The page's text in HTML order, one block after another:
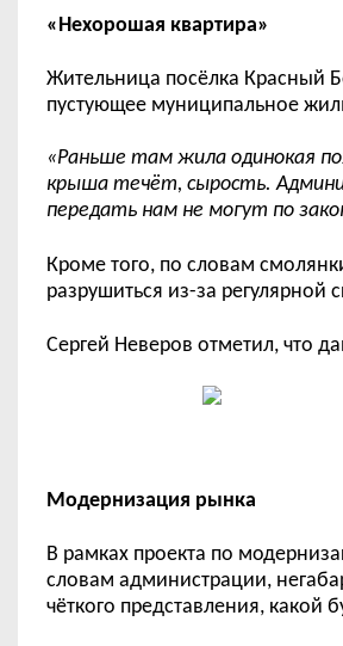
«Нехорошая квартира»
Жительница посёлка Красный
пустующее муниципальное
«Раньше там жила одинокая
крыша течёт, сырость.
передать нам не могут по
Кроме того, по словам
разрушиться из-за регулярной
Сергей Неверов отметил, что
Модернизация рынка
В рамках проекта по
словам администрации,
чёткого представления, какой